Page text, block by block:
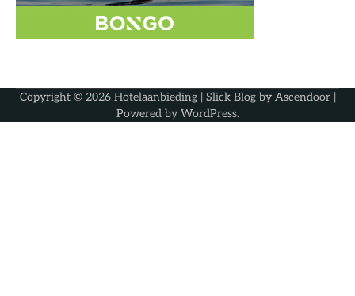
Copyright © 2026 Hotelaanbieding| Slick Blog by Ascendoor|
Powered by WordPress.